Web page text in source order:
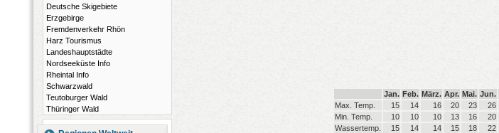
Deutsche Skigebiete
Erzgebirge
Fremdenverkehr Rhön
Harz Tourismus
Landeshauptstädte
Nordseeküste Info
Rheintal Info
Schwarzwald
Teutoburger Wald
Thüringer Wald
Jan. Feb. März. Apr. Mai. Jun.
Max. Temp.
15 14 16 20 23 26
Min. Temp.
10 10 10 13 16 20
Wassertemp.
15 14 14 15 18 22